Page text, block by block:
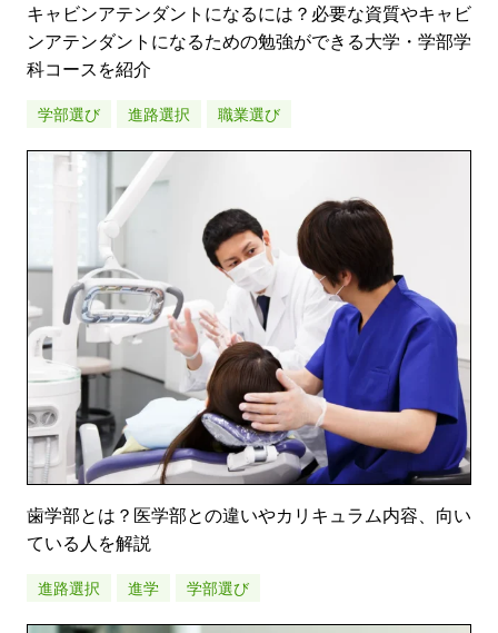
キャビンアテンダントになるには？必要な資質やキャビ
ンアテンダントになるための勉強ができる大学・学部学
科コースを紹介
学部選び 進路選択 職業選び
歯学部とは？医学部との違いやカリキュラム内容、向い
ている人を解説
進路選択 進学 学部選び